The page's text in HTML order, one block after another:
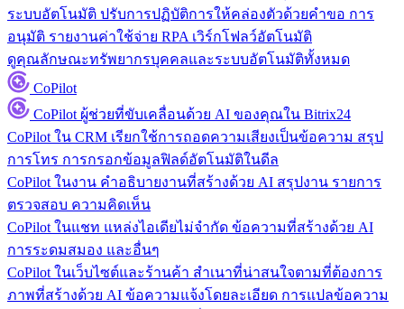
ระบบอัตโนมัติ ปรับการปฏิบัติการให้คล่องตัวด้วยคำขอ การ
อนุมัติ รายงานค่าใช้จ่าย RPA เวิร์กโฟลว์อัตโนมัติ
ดูคุณลักษณะทรัพยากรบุคคลและระบบอัตโนมัติทั้งหมด
CoPilot
CoPilot ผู้ช่วยที่ขับเคลื่อนด้วย AI ของคุณใน Bitrix24
CoPilot ใน CRM เรียกใช้การถอดความเสียงเป็นข้อความ สรุป
การโทร การกรอกข้อมูลฟิลด์อัตโนมัติในดีล
CoPilot ในงาน คำอธิบายงานที่สร้างด้วย AI สรุปงาน รายการ
ตรวจสอบ ความคิดเห็น
CoPilot ในแชท แหล่งไอเดียไม่จำกัด ข้อความที่สร้างด้วย AI
การระดมสมอง และอื่นๆ
CoPilot ในเว็บไซต์และร้านค้า สำเนาที่น่าสนใจตามที่ต้องการ
ภาพที่สร้างด้วย AI ข้อความแจ้งโดยละเอียด การแปลข้อความ